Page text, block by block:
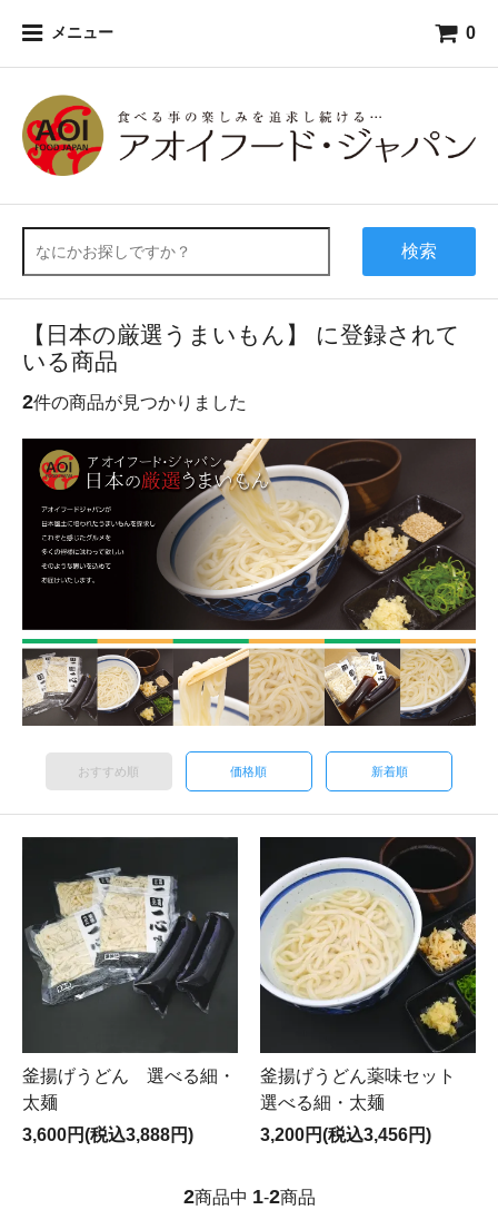
メニュー 0
検索
【日本の厳選うまいもん】 に登録されて
いる商品
2件の商品が見つかりました
おすすめ順 価格順 新着順
釜揚げうどん 選べる細・
太麺
3,600円(税込3,888円)
釜揚げうどん薬味セット
選べる細・太麺
3,200円(税込3,456円)
2商品中 1-2商品